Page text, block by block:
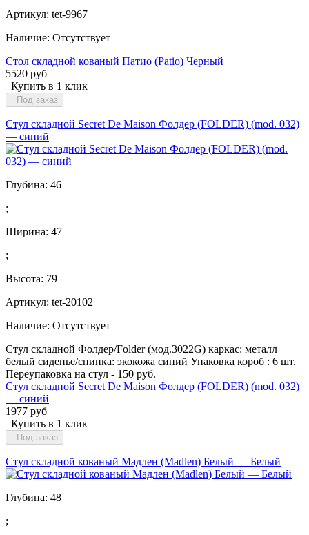
Артикул: tet-9967
Наличие: Отсутствует
Стол складной кованый Патио (Patio) Черный
5520 руб
Купить в 1 клик
Под заказ
Стул складной Secret De Maison Фолдер (FOLDER) (mod. 032)
— синий
Глубина: 46
;
Ширина: 47
;
Высота: 79
Артикул: tet-20102
Наличие: Отсутствует
Стул складной Фолдер/Folder (мод.3022G) каркас: металл
белый сиденье/спинка: экокожа синий Упаковка короб : 6 шт.
Переупаковка на стул - 150 руб.
Стул складной Secret De Maison Фолдер (FOLDER) (mod. 032)
— синий
1977 руб
Купить в 1 клик
Под заказ
Стул складной кованый Мадлен (Madlen) Белый — Белый
Глубина: 48
;